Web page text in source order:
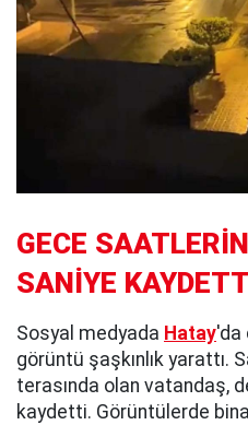
GECE
SANİYE
Sosyal medyada Hatay'da
görüntü şaşkınlık yarattı.
terasında olan vatandaş,
kaydetti. Görüntülerde